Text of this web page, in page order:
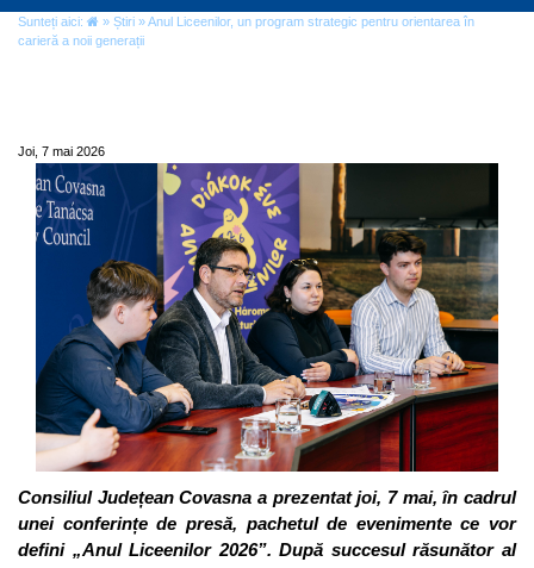
Sunteți aici: » Știri » Anul Liceenilor, un program strategic pentru orientarea în
carieră a noii generații
Joi, 7 mai 2026
Consiliul Județean Covasna a prezentat joi, 7 mai, în cadrul
unei conferințe de presă, pachetul de evenimente ce vor
defini „Anul Liceenilor 2026”. După succesul răsunător al